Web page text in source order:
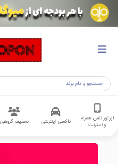
اپراتور تلفن همراه
و اینترنت
تاکسی اینترنتی تخفیف گروهی